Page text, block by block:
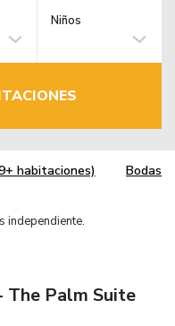
Niños
habitaciones) Bodas
independiente.
The Palm Suite